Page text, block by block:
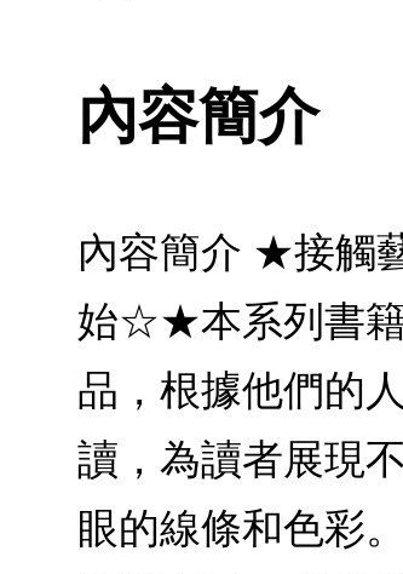
內容簡介
內容簡介 ★接觸
始☆★本系列書籍
品，根據他們的
讀，為讀者展現
眼的線條和色彩